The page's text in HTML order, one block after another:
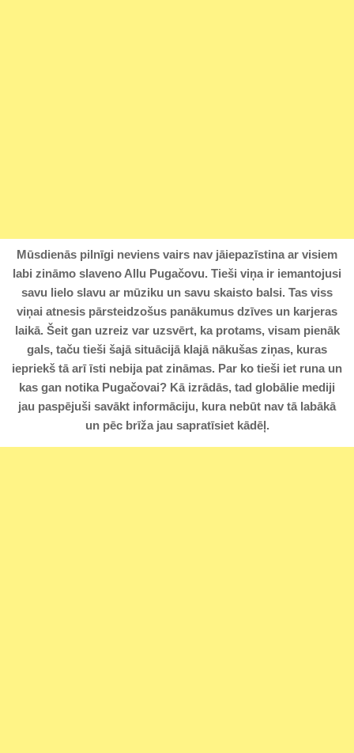
Mūsdienās pilnīgi neviens vairs nav jāiepazīstina ar visiem
labi zināmo slaveno Allu Pugačovu. Tieši viņa ir iemantojusi
savu lielo slavu ar mūziku un savu skaisto balsi. Tas viss
viņai atnesis pārsteidzošus panākumus dzīves un karjeras
laikā. Šeit gan uzreiz var uzsvērt, ka protams, visam pienāk
gals, taču tieši šajā situācijā klajā nākušas ziņas, kuras
iepriekš tā arī īsti nebija pat zināmas. Par ko tieši iet runa un
kas gan notika Pugačovai? Kā izrādās, tad globālie mediji
jau paspējuši savākt informāciju, kura nebūt nav tā labākā
un pēc brīža jau sapratīsiet kādēļ.